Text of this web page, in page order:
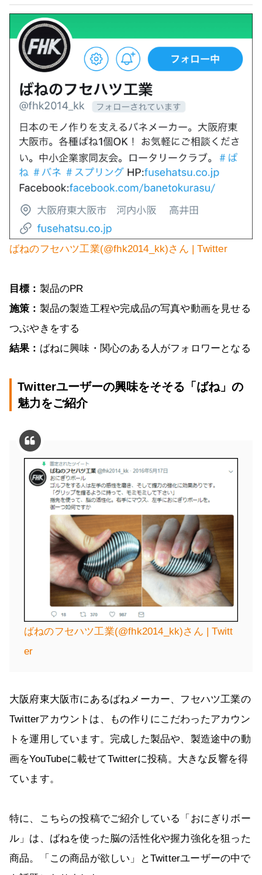
ばねのフセハツ工業(@fhk2014_kk)さん | Twitter
目標： 製品のPR
施策： 製品の製造工程や完成品の写真や動画を見せる
つぶやきをする
結果： ばねに興味・関心のある人がフォロワーとなる
Twitterユーザーの興味をそそる「ばね」の
魅力をご紹介
ばねのフセハツ工業(@fhk2014_kk)さん | Twitt
er
大阪府東大阪市にあるばねメーカー、フセハツ工業の
Twitterアカウントは、もの作りにこだわったアカウン
トを運用しています。完成した製品や、製造途中の動
画をYouTubeに載せてTwitterに投稿。大きな反響を得
ています。
特に、こちらの投稿でご紹介している「おにぎりボー
ル」は、ばねを使った脳の活性化や握力強化を狙った
商品。「この商品が欲しい」とTwitterユーザーの中で